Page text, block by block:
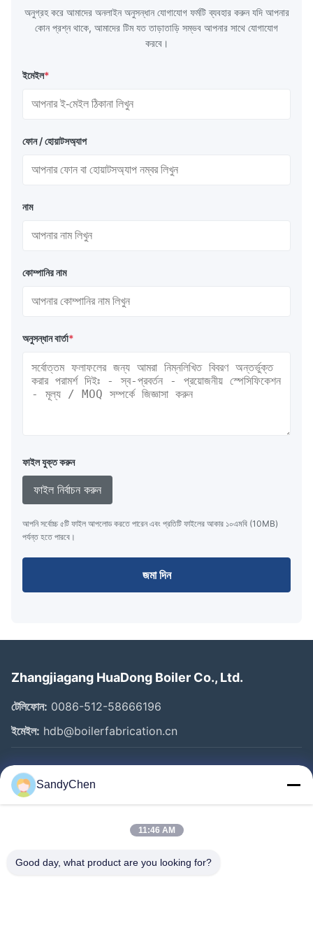
অনুগ্রহ করে আমাদের অনলাইন অনুসন্ধান যোগাযোগ ফর্মটি ব্যবহার করুন যদি আপনার
কোন প্রশ্ন থাকে, আমাদের টিম যত তাড়াতাড়ি সম্ভব আপনার সাথে যোগাযোগ
করবে।
ইমেইল*
ফোন / হোয়াটসঅ্যাপ
নাম
কোম্পানির নাম
অনুসন্ধান বার্তা*
ফাইল যুক্ত করুন
ফাইল নির্বাচন করুন
আপনি সর্বোচ্চ ৫টি ফাইল আপলোড করতে পারেন এবং প্রতিটি ফাইলের আকার ১০এমবি (10MB)
পর্যন্ত হতে পারবে।
জমা দিন
Zhangjiagang HuaDong Boiler Co., Ltd.
টেলিফোন: 0086-512-58666196
ইমেইল: hdb@boilerfabrication.cn
গুরুত্বপূর্ণ সংযোগ
বাড়ি
ভিডিও
SandyChen
11:46 AM
Good day, what product are you looking for?